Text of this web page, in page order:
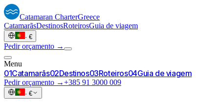
Catamaran CharterGreece
CatamarãsDestinosRoteirosGuia de viagem
· €
Pedir orçamento →
Menu
01Catamarãs02Destinos03Roteiros04Guia de viagem
Pedir orçamento →+385 91 3000 009
· €